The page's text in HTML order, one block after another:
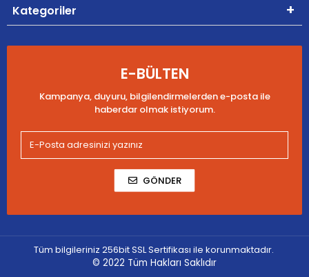
Kategoriler
E-BÜLTEN
Kampanya, duyuru, bilgilendirmelerden e-posta ile
haberdar olmak istiyorum.
GÖNDER
Tüm bilgileriniz 256bit SSL Sertifikası ile korunmaktadır.
© 2022 Tüm Hakları Saklıdır